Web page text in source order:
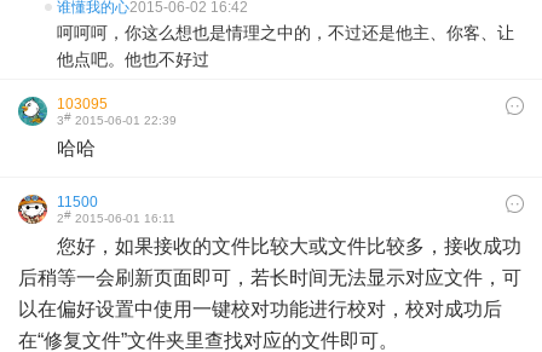
谁懂我的心2015-06-02 16:42
呵呵呵，你这么想也是情理之中的，不过还是他主、你客、让
他点吧。他也不好过
103095
3# 2015-06-01 22:39
哈哈
11500
2# 2015-06-01 16:11
您好，如果接收的文件比较大或文件比较多，接收成功
后稍等一会刷新页面即可，若长时间无法显示对应文件，可
以在偏好设置中使用一键校对功能进行校对，校对成功后
在“修复文件”文件夹里查找对应的文件即可。